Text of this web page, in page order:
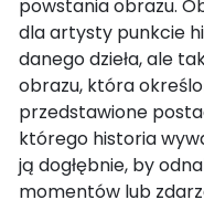
powstania obrazu.
dla artysty punkcie
danego dzieła, ale
obrazu, która
przedstawione
którego historia
ją dogłębnie, by
momentów lub